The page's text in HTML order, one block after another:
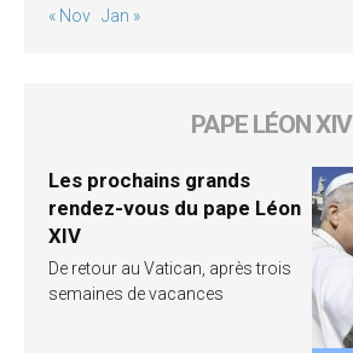
« Nov Jan »
PAPE LÉON XIV
Les prochains grands
rendez-vous du pape Léon
XIV
De retour au Vatican, après trois
semaines de vacances